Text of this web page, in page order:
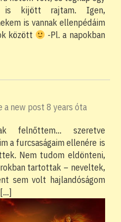
is kijött rajtam. Igen,
is vannak ellenpédáim
között
-Pl. a napokban
a new post8 years óta
felnőttem… szeretve
a furcsaságaim ellenére is
Nem tudom eldönteni,
tartottak – neveltek,
sem volt hajlandóságom
[…]